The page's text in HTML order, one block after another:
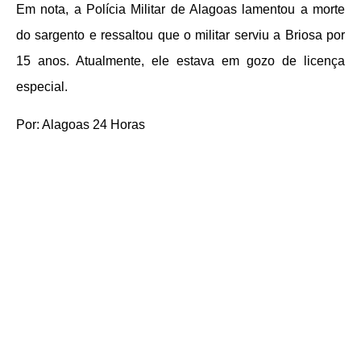
Em nota, a Polícia Militar de Alagoas lamentou a morte
do sargento e ressaltou que o militar serviu a Briosa por
15 anos. Atualmente, ele estava em gozo de licença
especial.
Por: Alagoas 24 Horas